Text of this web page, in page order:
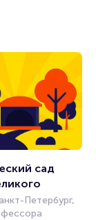
сад
Петербург,